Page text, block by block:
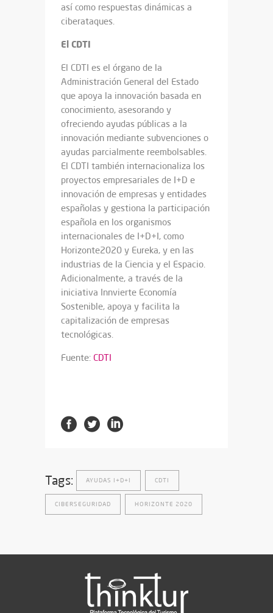
así como respuestas dinámicas a
ciberataques.
El CDTI
El CDTI es el órgano de la
Administración General del Estado
que apoya la innovación basada en
conocimiento, asesorando y
ofreciendo ayudas públicas a la
innovación mediante subvenciones o
ayudas parcialmente reembolsables.
El CDTI también internacionaliza los
proyectos empresariales de I+D e
innovación de empresas y entidades
españolas y gestiona la participación
española en los organismos
internacionales de I+D+I, como
Horizonte2020 y Eureka, y en las
industrias de la Ciencia y el Espacio.
Adicionalmente, a través de la
iniciativa Innvierte Economía
Sostenible, apoya y facilita la
capitalización de empresas
tecnológicas.
Fuente: CDTI
Tags: AYUDAS I+D+I CDTI
CIBERSEGURIDAD HORIZONTE 2020